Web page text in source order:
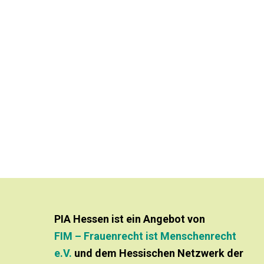
PIA Hessen ist ein Angebot von
FIM – Frauenrecht ist Menschenrecht
e.V. und dem Hessischen Netzwerk der